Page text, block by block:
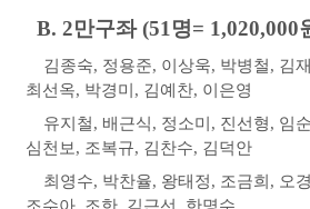
B. 2만구좌(51 명= 1,020,000
김종숙, 정용준, 이상욱, 박병철, 김
최선옥, 박경미 , 김예찬, 이은영
유지철, 배근식, 정소미 , 진선형, 임
심천보, 조복규, 김찬수, 김덕안
최영수, 박찬율, 왕태정, 조금희 , 오